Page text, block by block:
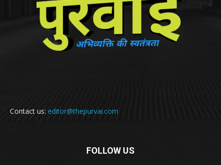
Contact us: editor@thepurvai.com
FOLLOW US